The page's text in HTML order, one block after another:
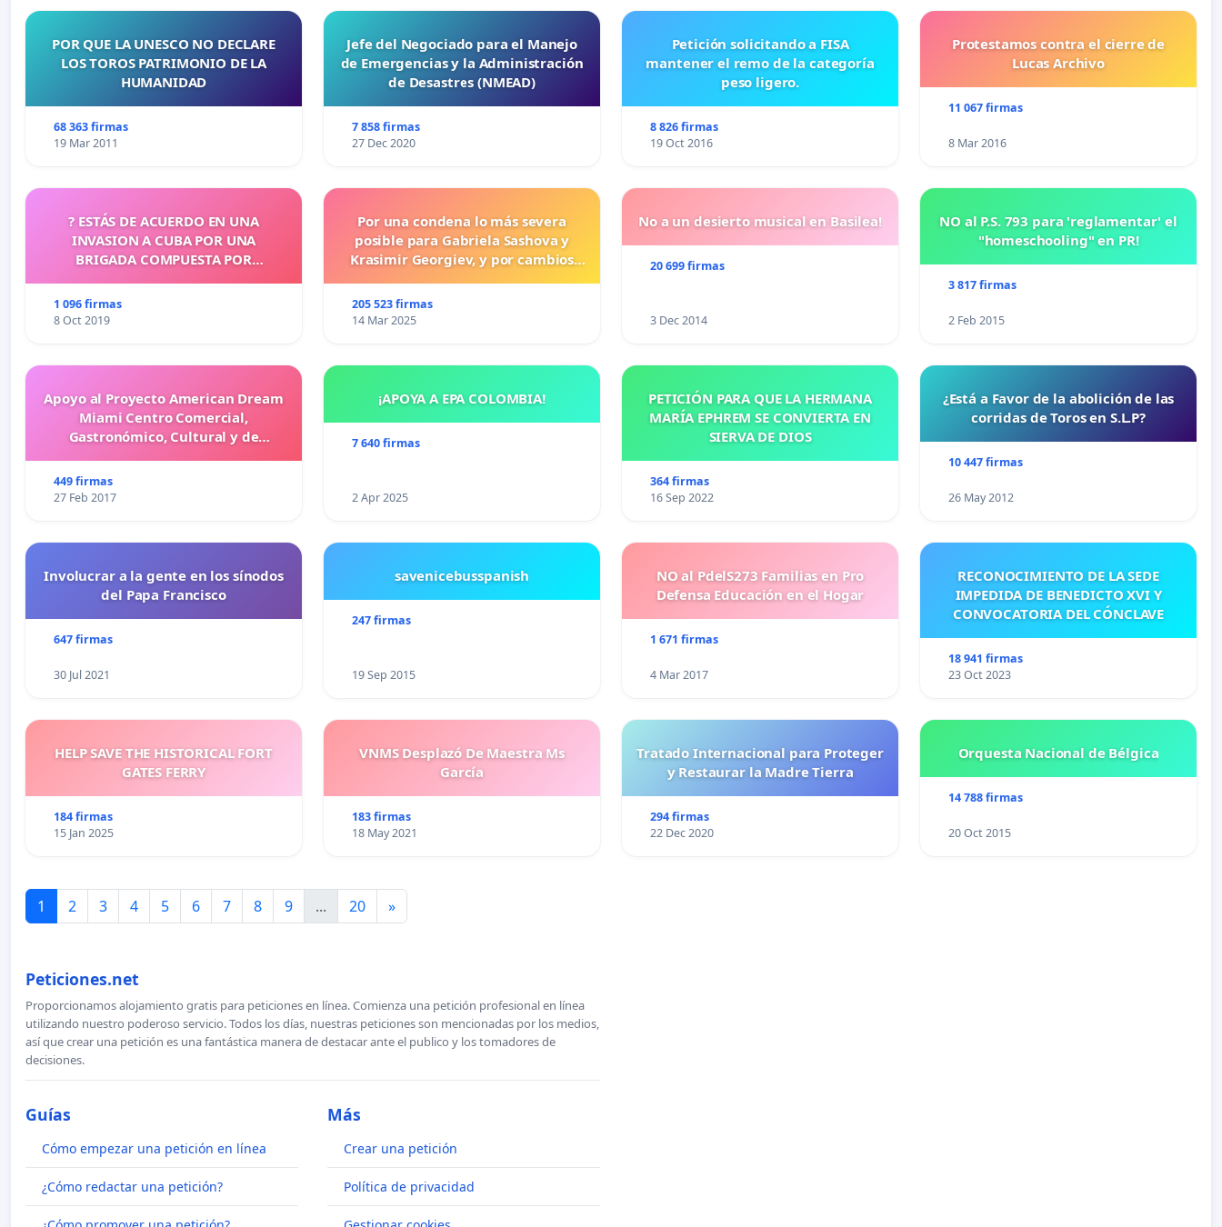
POR QUE LA UNESCO NO DECLARE
LOS TOROS PATRIMONIO DE LA
HUMANIDAD
68 363 firmas
19 Mar 2011
Jefe del Negociado para el Manejo
de Emergencias y la Administración
de Desastres (NMEAD)
7 858 firmas
27 Dec 2020
Petición solicitando a FISA
mantener el remo de la categoría
peso ligero.
8 826 firmas
19 Oct 2016
Protestamos contra el cierre de
Lucas Archivo
11 067 firmas
8 Mar 2016
? ESTÁS DE ACUERDO EN UNA
INVASION A CUBA POR UNA
BRIGADA COMPUESTA POR
1 096 firmas
8 Oct 2019
Por una condena lo más severa
posible para Gabriela Sashova y
Krasimir Georgiev, y por cambios
más duras para los crímenes
cometidos contra los animales.
205 523 firmas
14 Mar 2025
No a un desierto musical en Basilea!
20 699 firmas
3 Dec 2014
NO al P.S. 793 para 'reglamentar' el
"homeschooling" en PR!
3 817 firmas
2 Feb 2015
Apoyo al Proyecto American Dream
Miami Centro Comercial,
Gastronómico, Cultural y de
449 firmas
27 Feb 2017
¡APOYA A EPA COLOMBIA!
7 640 firmas
2 Apr 2025
PETICIÓN PARA QUE LA HERMANA
MARÍA EPHREM SE CONVIERTA EN
SIERVA DE DIOS
364 firmas
16 Sep 2022
¿Está a Favor de la abolición de las
corridas de Toros en S.L.P?
10 447 firmas
26 May 2012
Involucrar a la gente en los sínodos
del Papa Francisco
647 firmas
30 Jul 2021
savenicebusspanish
247 firmas
19 Sep 2015
NO al PdelS273 Familias en Pro
Defensa Educación en el Hogar
1 671 firmas
4 Mar 2017
RECONOCIMIENTO DE LA SEDE
IMPEDIDA DE BENEDICTO XVI Y
CONVOCATORIA DEL CÓNCLAVE
18 941 firmas
23 Oct 2023
HELP SAVE THE HISTORICAL FORT
GATES FERRY
184 firmas
15 Jan 2025
VNMS Desplazó De Maestra Ms
García
183 firmas
18 May 2021
Tratado Internacional para Proteger
y Restaurar la Madre Tierra
294 firmas
22 Dec 2020
Orquesta Nacional de Bélgica
14 788 firmas
20 Oct 2015
1 2 3 4 5 6 7 8 9 ... 20 »
Peticiones.net
Proporcionamos alojamiento gratis para peticiones en línea. Comienza una petición profesional en línea
utilizando nuestro poderoso servicio. Todos los días, nuestras peticiones son mencionadas por los medios,
así que crear una petición es una fantástica manera de destacar ante el publico y los tomadores de
decisiones.
Guías
Cómo empezar una petición en línea
¿Cómo redactar una petición?
Más
Crear una petición
Política de privacidad